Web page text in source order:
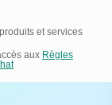
aux Règles
et services